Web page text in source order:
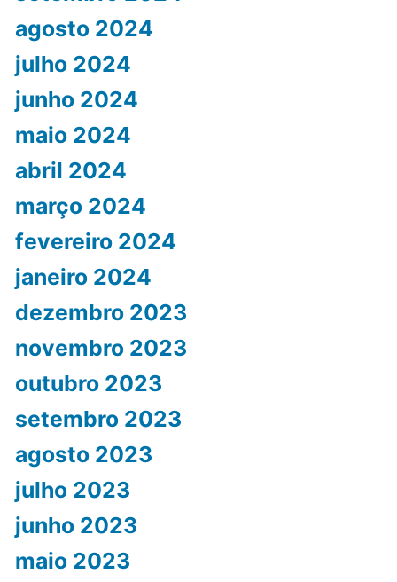
agosto 2024
julho 2024
junho 2024
maio 2024
abril 2024
março 2024
fevereiro 2024
janeiro 2024
dezembro 2023
novembro 2023
outubro 2023
setembro 2023
agosto 2023
julho 2023
junho 2023
maio 2023